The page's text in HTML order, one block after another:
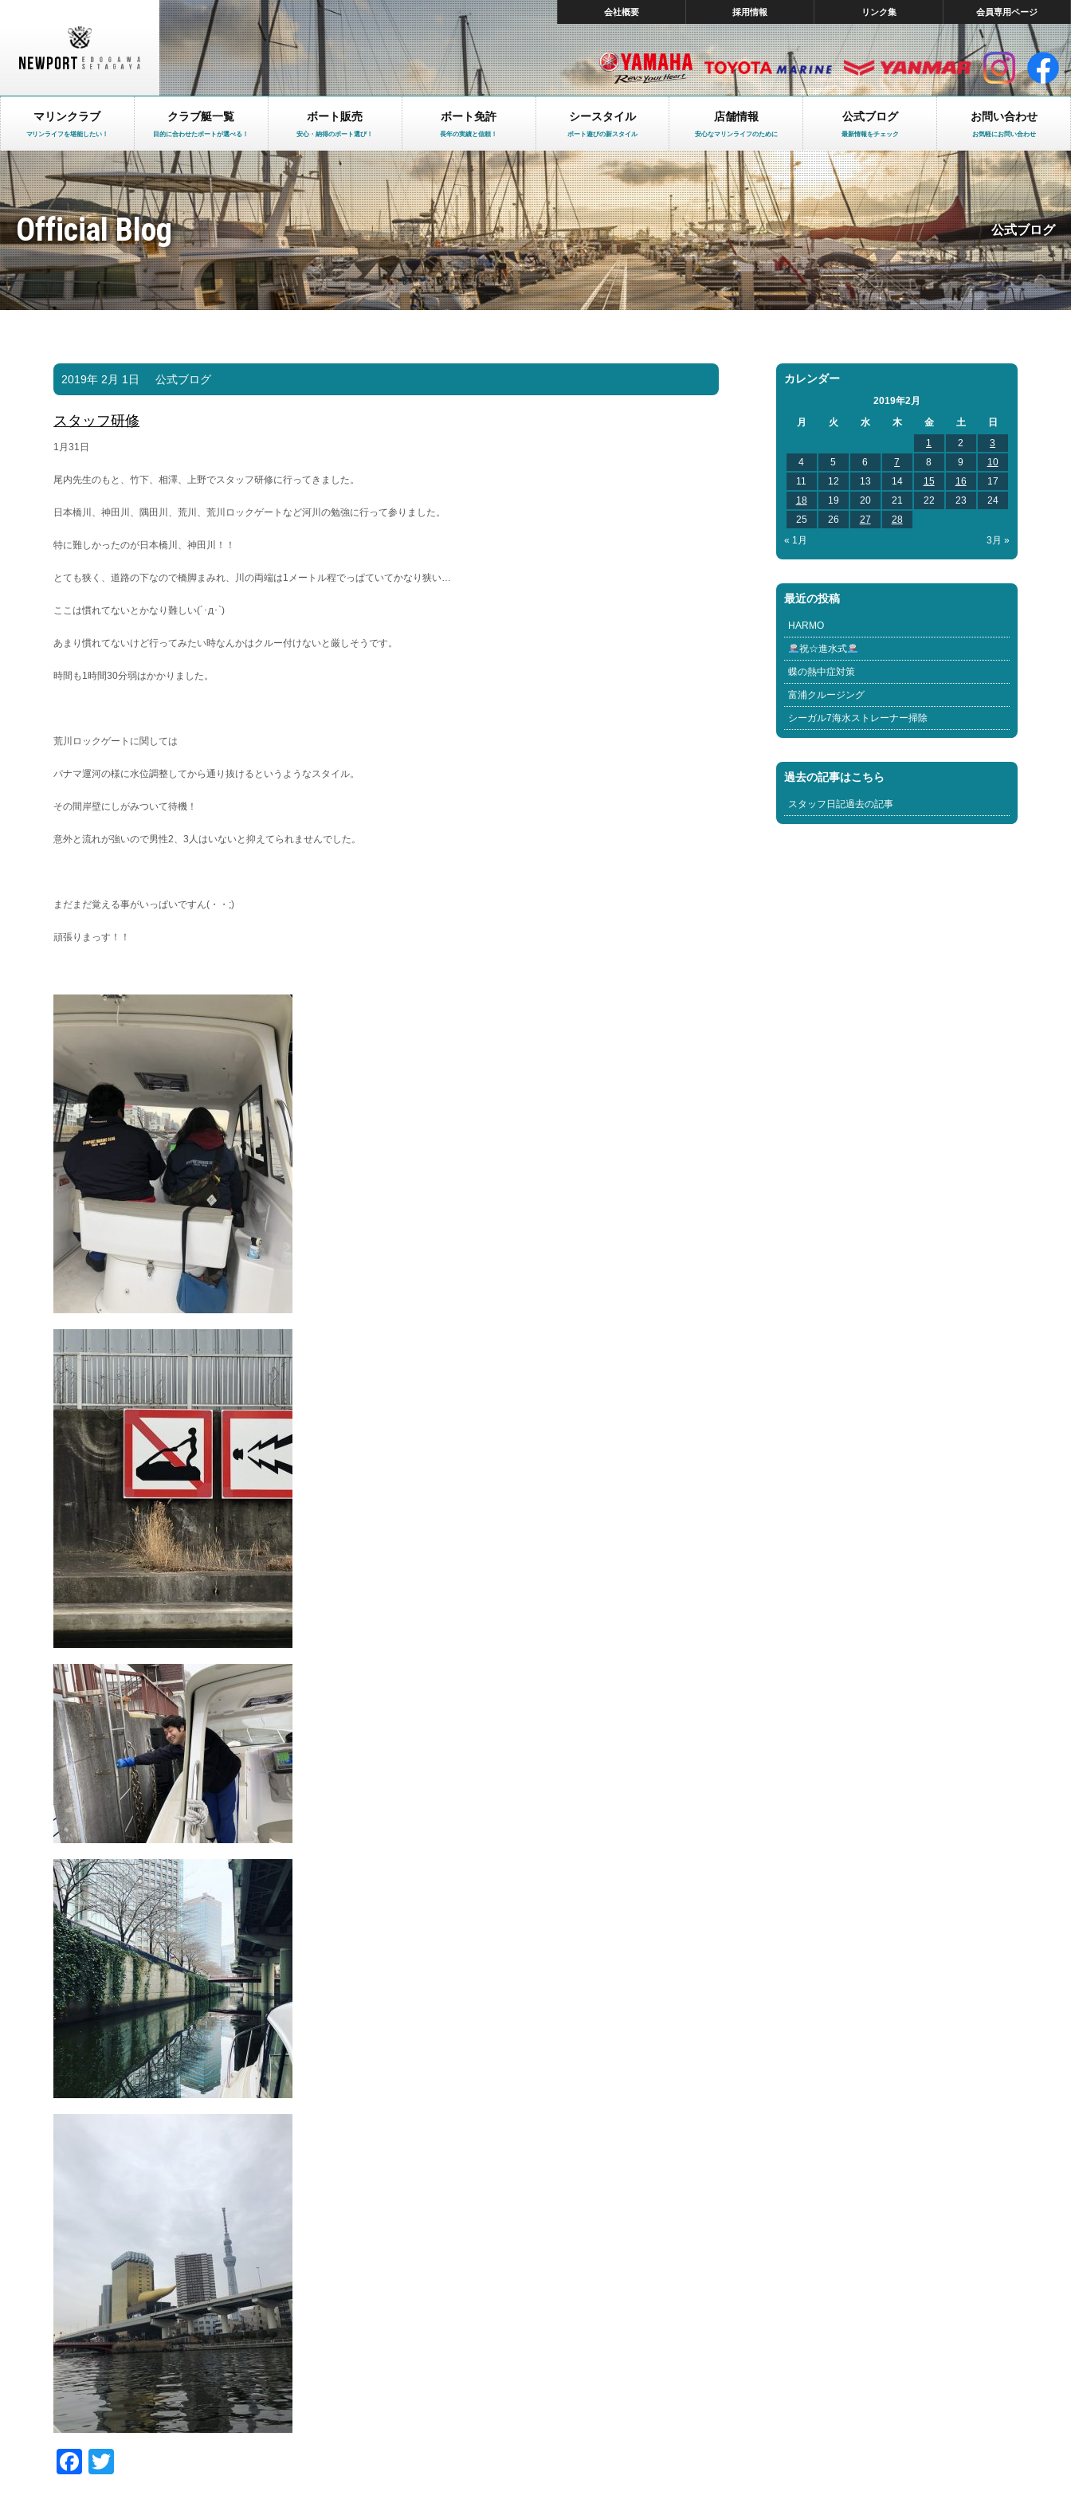
会社概要 採用情報 リンク集 会員専用ページ
マリンクラブ
マリンライフを堪能したい！
クラブ艇一覧
目的に合わせたボートが選べる！
ボート販売
安心・納得のボート選び！
ボート免許
長年の実績と信頼！
シースタイル
ボート遊びの新スタイル
店舗情報
安心なマリンライフのために
公式ブログ
最新情報をチェック
お問い合わせ
お気軽にお問い合わせ
Official Blog 公式ブログ
2019年 2月 1日 公式ブログ
スタッフ研修
1月31日
尾内先生のもと、竹下、相澤、上野でスタッフ研修に行ってきました。
日本橋川、神田川、隅田川、荒川、荒川ロックゲートなど河川の勉強に行って参りました。
特に難しかったのが日本橋川、神田川！！
とても狭く、道路の下なので橋脚まみれ、川の両端は1メートル程でっぱていてかなり狭い…
ここは慣れてないとかなり難しい(´･д･`)
あまり慣れてないけど行ってみたい時なんかはクルー付けないと厳しそうです。
時間も1時間30分弱はかかりました。
荒川ロックゲートに関しては
パナマ運河の様に水位調整してから通り抜けるというようなスタイル。
その間岸壁にしがみついて待機！
意外と流れが強いので男性2、3人はいないと抑えてられませんでした。
まだまだ覚える事がいっぱいですん(・・;)
頑張りまっす！！
Facebook
カレンダー
2019年2月
月
火 水 木 金 土
日
1
2
3
4
5 6 7 8 9
10
11
12 13 14 15 16
17
18
19 20 21 22 23
24
25
26 27
28
« 1月
3月 »
最近の投稿
HARMO
祝☆進水式
蝶の熱中症対策
富浦クルージング
シーガル7海水ストレーナー掃除
過去の記事はこちら
スタッフ日記過去の記事